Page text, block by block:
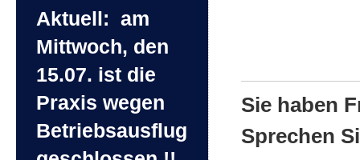
Sie haben
Sprechen
Aktuell: am
Mittwoch, den
15.07. ist die
Praxis wegen
Betriebsausflug